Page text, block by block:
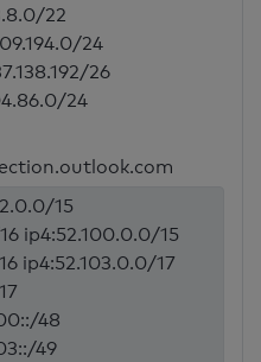
22
24
26
24
15
ip4:52.100.0.0/15
ip4:52.103.0.0/17
48
49